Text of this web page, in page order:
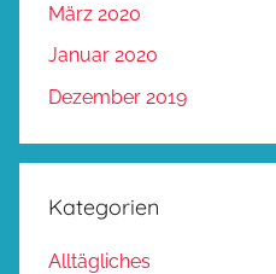
März 2020
Januar 2020
Dezember 2019
Kategorien
Alltägliches